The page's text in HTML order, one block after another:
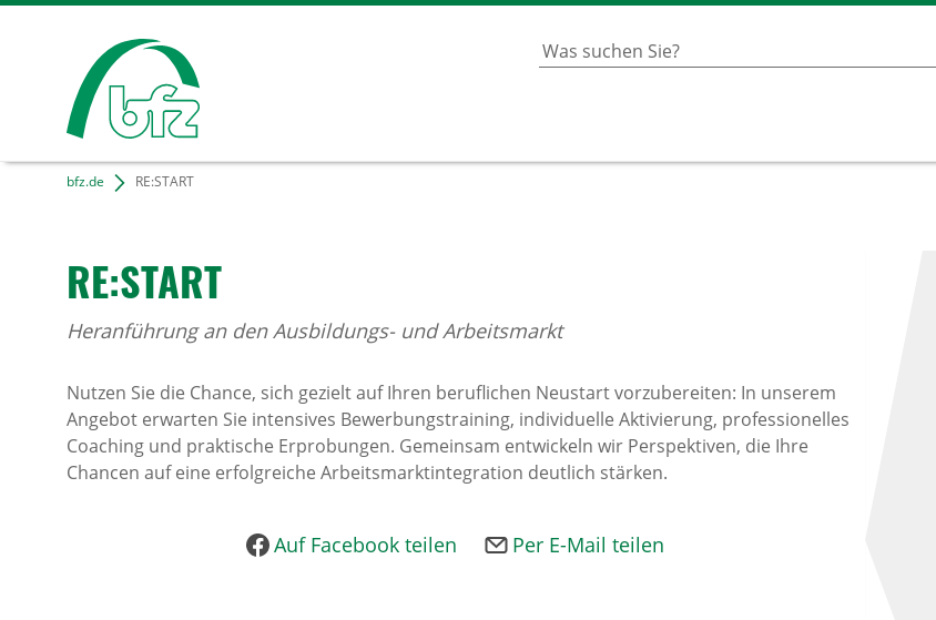
bfz.de RE:START
RE:START
Heranführung an den Ausbildungs- und Arbeitsmarkt
Nutzen Sie die Chance, sich gezielt auf Ihren beruflichen Neustart vorzubereiten: In unserem
Angebot erwarten Sie intensives Bewerbungstraining, individuelle Aktivierung, professionelles
Coaching und praktische Erprobungen. Gemeinsam entwickeln wir Perspektiven, die Ihre
Chancen auf eine erfolgreiche Arbeitsmarktintegration deutlich stärken.
Auf Facebook teilen Per E-Mail teilen